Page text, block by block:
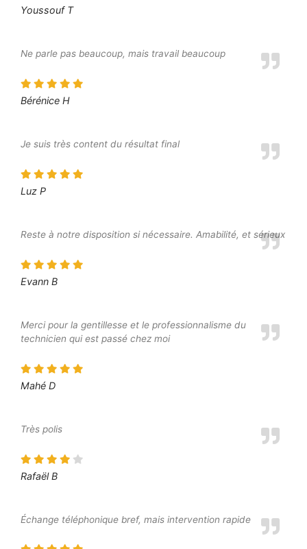
Youssouf T
Ne parle pas beaucoup, mais travail beaucoup
Bérénice H
Je suis très content du résultat final
Luz P
Reste à notre disposition si nécessaire. Amabilité, et sérieux
Evann B
Merci pour la gentillesse et le professionnalisme du
technicien qui est passé chez moi
Mahé D
Très polis
Rafaël B
Échange téléphonique bref, mais intervention rapide